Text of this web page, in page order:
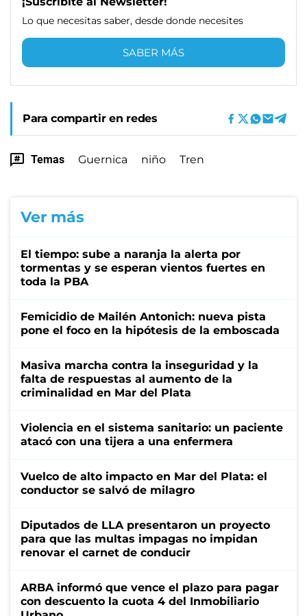
Lo que necesitas saber, desde donde necesites
SABER MÁS
Para compartir en redes
Temas Guernica niño Tren
Ver más
El tiempo: sube a naranja la alerta por
tormentas y se esperan vientos fuertes en
toda la PBA
Femicidio de Mailén Antonich: nueva pista
pone el foco en la hipótesis de la emboscada
Masiva marcha contra la inseguridad y la
falta de respuestas al aumento de la
criminalidad en Mar del Plata
Violencia en el sistema sanitario: un paciente
atacó con una tijera a una enfermera
Vuelco de alto impacto en Mar del Plata: el
conductor se salvó de milagro
Diputados de LLA presentaron un proyecto
para que las multas impagas no impidan
renovar el carnet de conducir
ARBA informó que vence el plazo para pagar
con descuento la cuota 4 del Inmobiliario